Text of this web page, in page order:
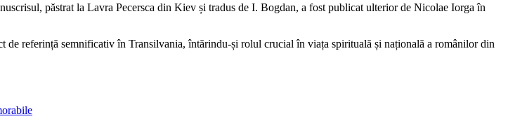
păstrat la Lavra Pecersca din Kiev și tradus de I. Bogdan, a fost publicat ulterior de Nicolae Iorga în
referință semnificativ în Transilvania, întărindu-și rolul crucial în viața spirituală și națională a românilor din